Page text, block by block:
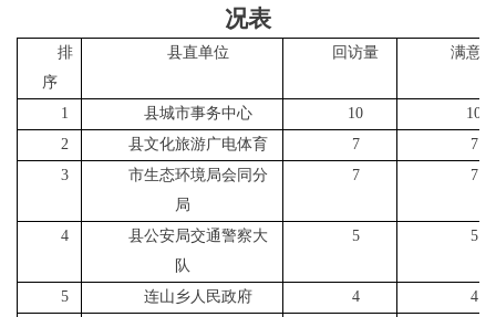
况表
排
序
县直单位 回访量 满意量
1 县城市事务中心 10
10
2
县文化旅游广电体育 7
7
3
市生态环境局会同分
局
7 7
4
县公安局交通警察大
队
5 5
5 连山乡人民政府 4
4